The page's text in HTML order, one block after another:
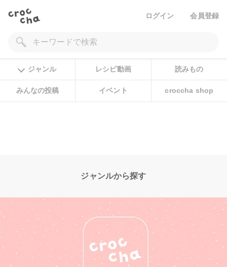
ログイン 会員登録
ジャンル レシピ動画 読みもの
みんなの投稿 イベント croccha shop
ジャンルから探す